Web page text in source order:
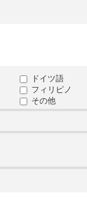
ドイツ語
フィリピノ
その他